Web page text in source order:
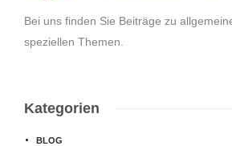
Bei uns finden Sie Beiträge zu
speziellen Themen.
Kategorien
BLOG